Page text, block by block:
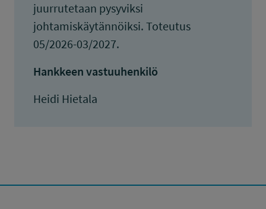
juurrutetaan pysyviksi
johtamiskäytännöiksi. Toteutus
05/2026-03/2027.
Hankkeen vastuuhenkilö
Heidi Hietala